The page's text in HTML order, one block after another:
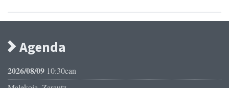
Agenda
2026/08/09 10:30ean